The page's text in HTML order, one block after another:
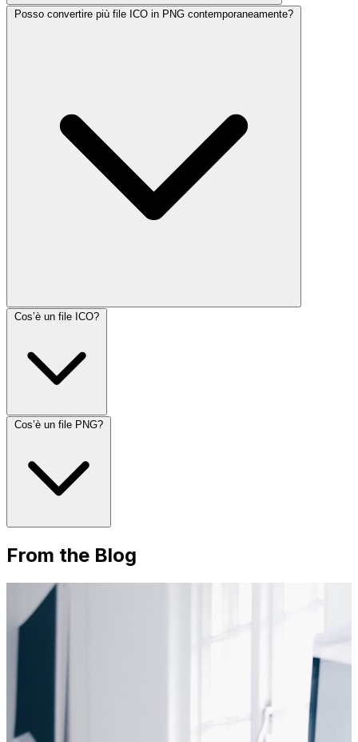
Posso convertire più file ICO in PNG contemporaneamente?
Cos’è un file ICO?
Cos’è un file PNG?
From the Blog